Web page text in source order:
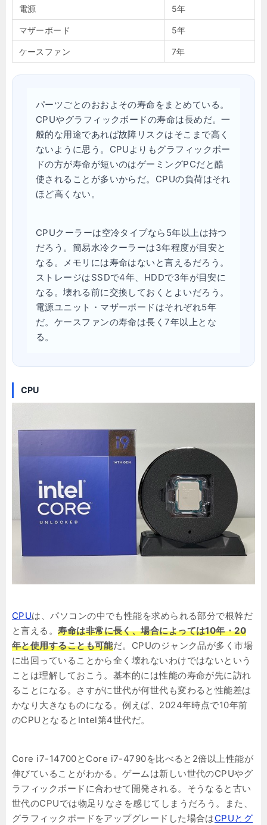
電源 5年
マザーボード 5年
ケースファン 7年
パーツごとのおおよその寿命をまとめている。
CPUやグラフィックボードの寿命は長めだ。一
般的な用途であれば故障リスクはそこまで高く
ないように思う。CPUよりもグラフィックボー
ドの方が寿命が短いのはゲーミングPCだと酷
使されることが多いからだ。CPUの負荷はそれ
ほど高くない。
CPUクーラーは空冷タイプなら5年以上は持つ
だろう。簡易水冷クーラーは3年程度が目安と
なる。メモリには寿命はないと言えるだろう。
ストレージはSSDで4年、HDDで3年が目安に
なる。壊れる前に交換しておくとよいだろう。
電源ユニット・マザーボードはそれぞれ5年
だ。ケースファンの寿命は長く7年以上とな
る。
CPU
CPUは、パソコンの中でも性能を求められる部分で根幹だ
と言える。寿命は非常に長く、場合によっては10年・20
年と使用することも可能だ。CPUのジャンク品が多く市場
に出回っていることから全く壊れないわけではないという
ことは理解しておこう。基本的には性能の寿命が先に訪れ
ることになる。さすがに世代が何世代も変わると性能差は
かなり大きなものになる。例えば、2024年時点で10年前
のCPUとなるとIntel第4世代だ。
Core i7-14700とCore i7-4790を比べると2倍以上性能が
伸びていることがわかる。ゲームは新しい世代のCPUやグ
ラフィックボードに合わせて開発される。そうなると古い
世代のCPUでは物足りなさを感じてしまうだろう。また、
グラフィックボードをアップグレードした場合はCPUとグ